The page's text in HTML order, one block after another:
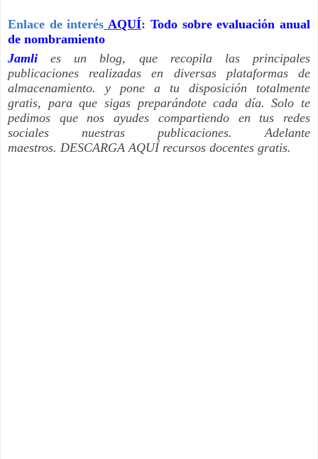
Enlace de interés AQUÍ: Todo sobre evaluación anual
de nombramiento
Jamli
es un blog, que recopila las principales
publicaciones realizadas en diversas plataformas de
almacenamiento. y pone a tu disposición totalmente
gratis, para que sigas preparándote cada día. Solo te
pedimos que nos ayudes compartiendo en tus redes
sociales nuestras publicaciones. Adelante
maestros. DESCARGA AQUÍ recursos docentes gratis.